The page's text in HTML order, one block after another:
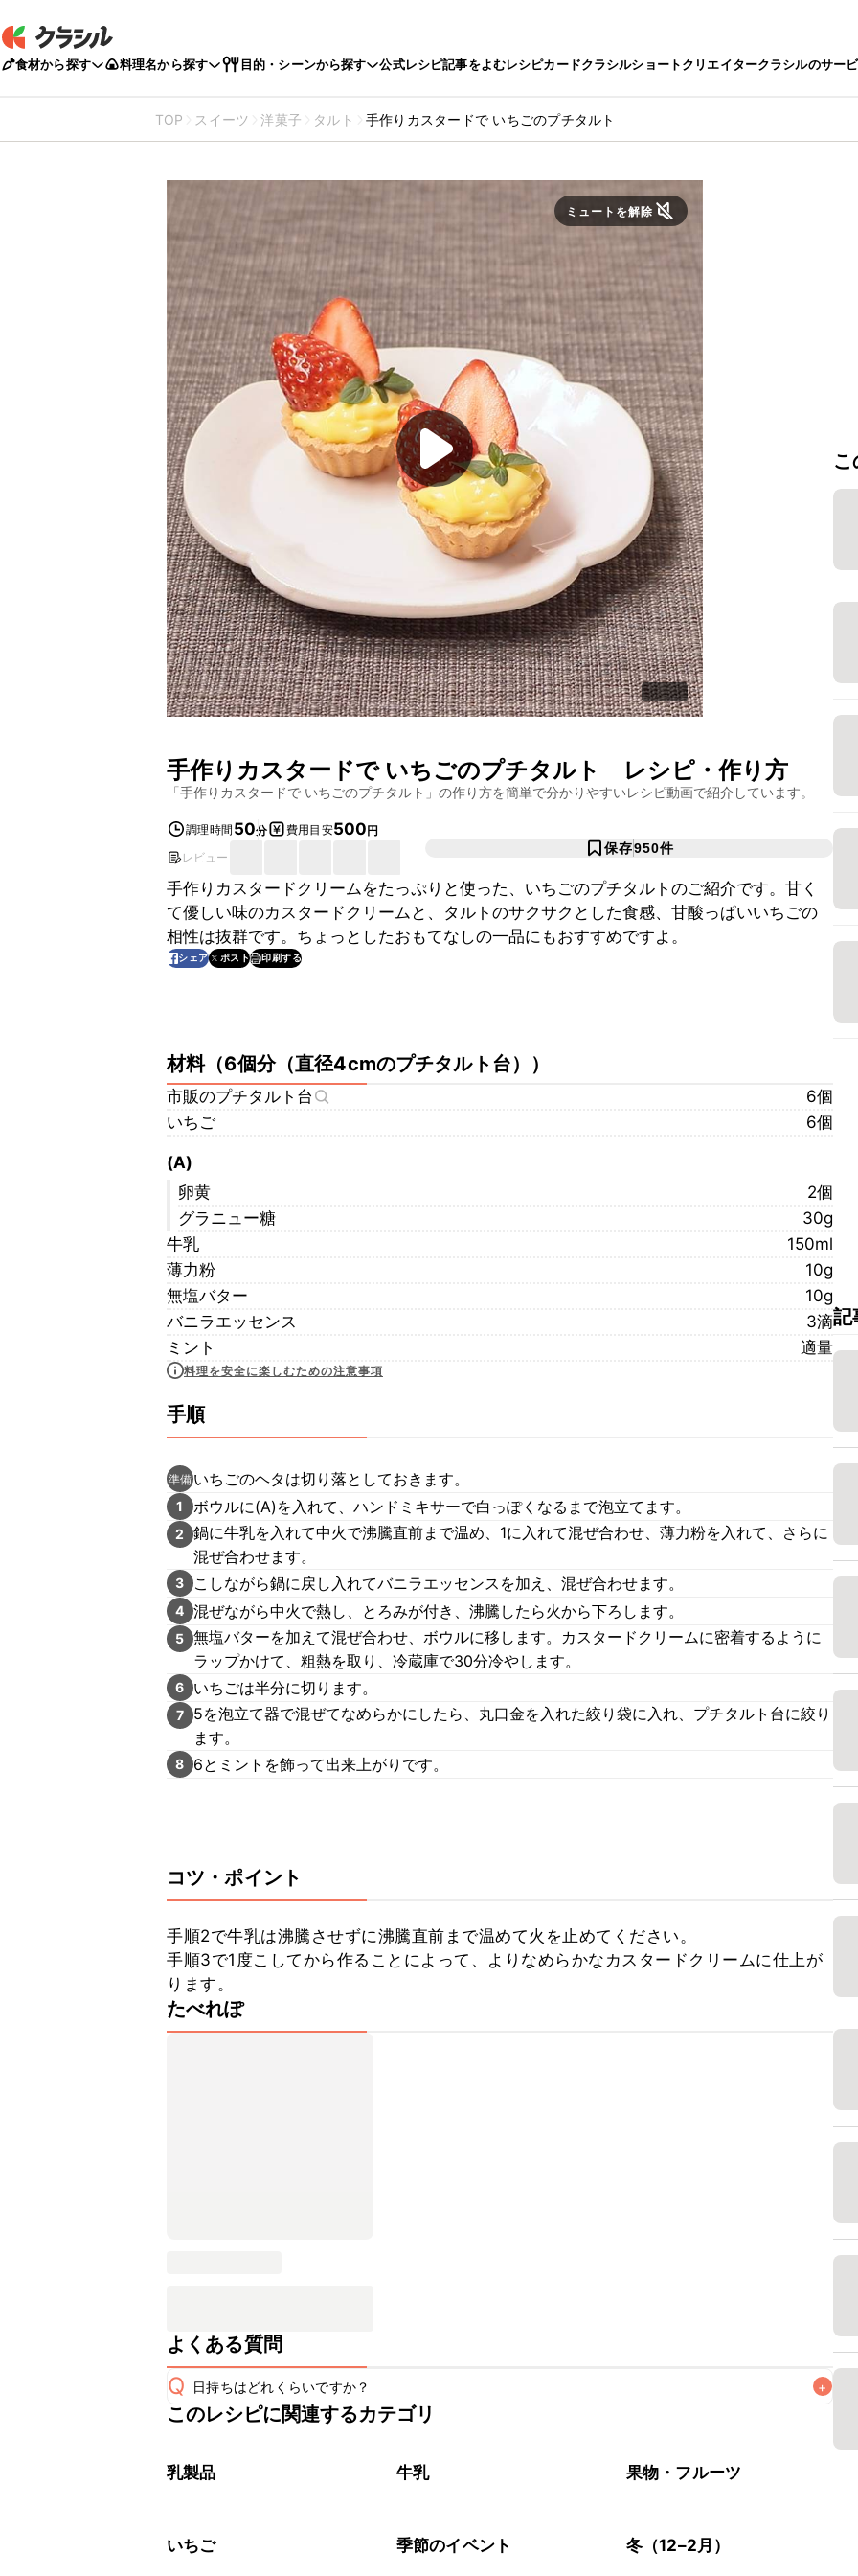
食材から探す 料理名から探す 目的・シーンから探す 公式レシピ記事をよむレシピカードクラシルショートクリエイタークラシルのサー
TOP スイーツ 洋菓子 タルト 手作りカスタードで いちごのプチタルト
ミュートを解除
手作りカスタードで いちごのプチタルト レシピ・作り方
「手作りカスタードで いちごのプチタルト 」の作り方を簡単で分かりやすいレシピ動画で紹介しています。
調理時間 50分 費用目安500円
レビュー
保存950件
手作りカスタードクリームをたっぷりと使った、いちごのプチタルトのご紹介です。甘く
て優しい味のカスタードクリームと、タルトのサクサクとした食感、甘酸っぱいいちごの
相性は抜群です。ちょっとしたおもてなしの一品にもおすすめですよ。
シェア ポスト 印刷する
材料（6個分（直径4cmのプチタルト台） ）
市販のプチタルト台
6個
いちご
6個
(A)
卵黄
2個
グラニュー糖
30g
牛乳
150ml
薄力粉
10g
無塩バター
10g
バニラエッセンス
3滴
ミント
適量
料理を安全に楽しむための注意事項
手順
準備 いちごのヘタは切り落としておきます。
1 ボウルに(A)を入れて、ハンドミキサーで白っぽくなるまで泡立てます。
2
鍋に牛乳を入れて中火で沸騰直前まで温め、1に入れて混ぜ合わせ、薄力粉を入れて、さらに
混ぜ合わせます。
3 こしながら鍋に戻し入れてバニラエッセンスを加え、混ぜ合わせます。
4 混ぜながら中火で熱し、とろみが付き、沸騰したら火から下ろします。
5 無塩バターを加えて混ぜ合わせ、ボウルに移します。カスタードクリームに密着するように
ラップかけて、粗熱を取り、冷蔵庫で30分冷やします。
6 いちごは半分に切ります。
7
5を泡立て器で混ぜてなめらかにしたら、丸口金を入れた絞り袋に入れ、プチタルト台に絞り
ます。
8 6とミントを飾って出来上がりです。
コツ・ポイント
手順2で牛乳は沸騰させずに沸騰直前まで温めて火を止めてください。
手順3で1度こしてから作ることによって、よりなめらかなカスタードクリームに仕上が
ります。
たべれぽ
よくある質問
Q 日持ちはどれくらいですか？ +
保存期間は冷蔵で当日中が目安です。なるべくお早めにお召し上がりください。
※日持ちは目安です。
このレシピに関連するカテゴリ
乳製品 牛乳 果物・フルーツ
いちご 季節のイベント 冬（12–2月）
記